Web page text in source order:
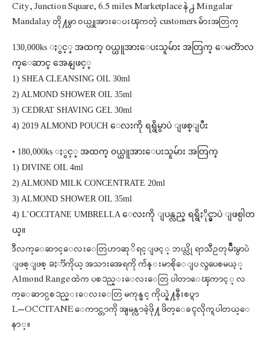
City, Junction Square, 6.5 miles Marketplace နဲ႕ Mingalar
Mandalay တို႔မွာ ဝယ္ယူအားေပးၾကတဲ့ customers မ်ားအတြက္
130,000ks ႏွင့္ အထက္ ၀ယ္ယူအားေပးသူမ်ား အတြက္ ေမတၱာလ
က္ေဆာင္ အေနျဖင့္
1) SHEA CLEANSING OIL 30ml
2) ALMOND SHOWER OIL 35ml
3) CEDRAT SHAVING GEL 30ml
4) 2019 ALMOND POUCH ေလးကို ရရွိမွာပဲ ျဖစ္ျပီး
• 180,000ks ႏွင့္ အထက္ ၀ယ္ယူအားေပးသူမ်ား အတြက္
1) DIVINE OIL 4ml
2) ALMOND MILK CONCENTRATE 20ml
3) ALMOND SHOWER OIL 35ml
4) L’OCCITANE UMBRELLA ေလးကို ျပန္လည္ ရရွိႏိုင္မွာပဲ ျဖစ္ပါတ
ယ္။
ဒီလက္ေဆာင္ေလးေတြဟာဆုိရင္ျဖင့္ ဘယ္လို ရာသီဥတုမ်ိဳးမွာပဲ
ျဖစ္ျဖစ္ ခႏာၱကိုယ္ အသားအေရကို က်န္းမာစိုေျပ လွပေစမယ့္
Almond Range ထဲက ပစၥည္းေလးေတြ ပါတာေၾကာင့္ လ
က္ေဆာင္ပစၥည္းေလးေတြ မကုန္ခင္ ကိုယ္နဲ႔နီးစပ္ရာ
L’OCCITANE ေကာင္တာကို အျမန္လာခဲ့ဖို႔ ဖိတ္ေခၚလိုက္ရပါတယ္ေ
နာ္။